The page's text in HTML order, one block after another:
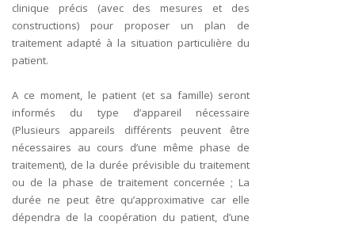
clinique précis (avec des mesures et des
constructions) pour proposer un plan de
traitement adapté à la situation particulière du
patient.
A ce moment, le patient (et sa famille) seront
informés du type d’appareil nécessaire
(Plusieurs appareils différents peuvent être
nécessaires au cours d’une même phase de
traitement), de la durée prévisible du traitement
ou de la phase de traitement concernée ; La
durée ne peut être qu’approximative car elle
dépendra de la coopération du patient, d’une